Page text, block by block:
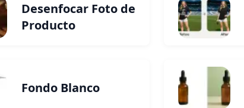
Desenfocar Foto de
Producto
Fondo Blanco